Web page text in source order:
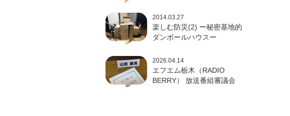
2014.03.27
楽しむ防災(2) ー秘密基地的
ダンボールハウスー
2026.04.14
エフエム栃木（RADIO
BERRY） 放送番組審議会